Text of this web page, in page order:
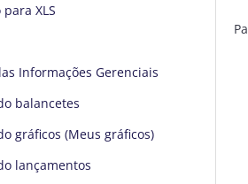
XLS
Informações Gerenciais
balancetes
gráficos (Meus gráficos)
lançamentos